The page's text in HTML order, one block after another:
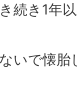
続き1年
いで懐